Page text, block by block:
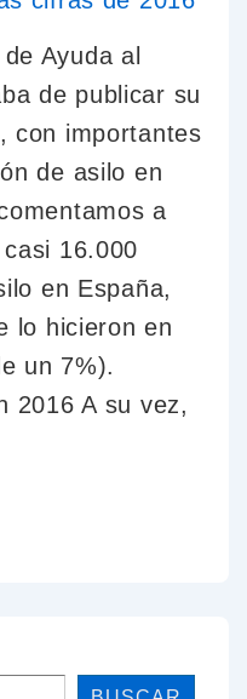
Ayuda al
de publicar su
con importantes
de asilo en
a
16.000
en España,
lo hicieron en
un 7%).
2016 A su vez,